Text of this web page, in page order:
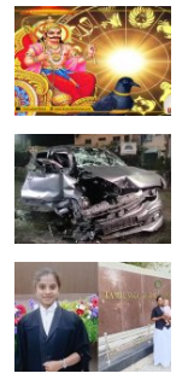
Spirituality
Weather
Politics